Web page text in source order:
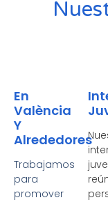
En
València
Y
Alrededores
Trabajamos
para
promover